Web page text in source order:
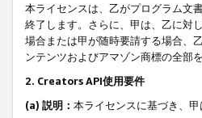
本ライセンスは、乙がプログラム文
終了します。さらに、甲は、乙に対
場合または甲が随時要請する場合、
ンテンツおよびアマゾン商標の全部
2. Creators API使用要件
(a) 説明： 本ライセンスに基づき、